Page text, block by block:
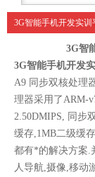
3G智能手机开发实训
3G智
3G智能手机开发
A9 同步双核处理
理器采用了ARM-
2.50DMIPS, 同步
缓存,1MB二级缓
都有*的解决方案.
人导航,摄像,移动